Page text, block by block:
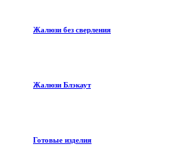
Жалюзи без сверления
Жалюзи Блэкаут
Готовые изделия